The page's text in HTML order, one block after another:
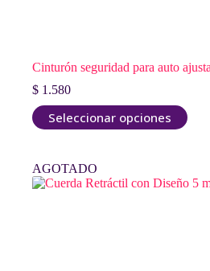
Cinturón seguridad para auto
$ 1.580
Seleccionar opciones
Este
producto
variantes.
Las
AGOTADO